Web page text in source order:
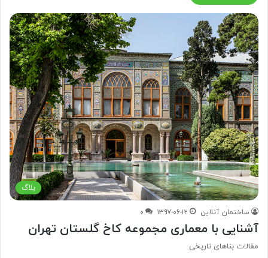
بلاگ
ساختمان آنلاین ۱۳۹۷-۰۶-۱۲ ۰
آشنایی با معماری مجموعه کاخ گلستان تهران
مقالات بناهای تاریخی